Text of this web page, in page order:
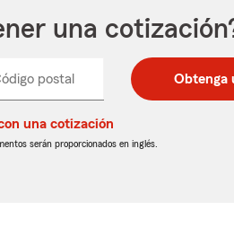
una
postal
postal
de
postal
de
Obtenga
una cotización
serán proporcionados en inglés.